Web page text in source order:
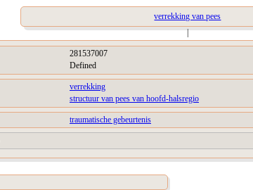
verrekking van pees
|
281537007
Defined
verrekking
structuur van pees van hoofd-halsregio
traumatische gebeurtenis